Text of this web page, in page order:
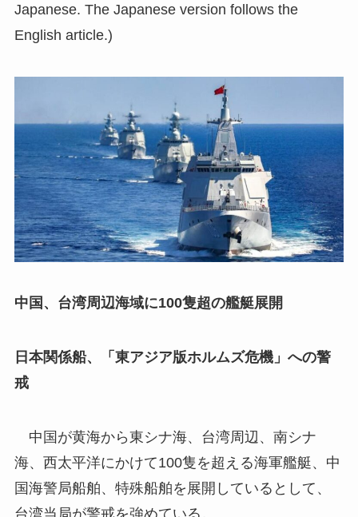
Japanese. The Japanese version follows the
English article.)
中国、台湾周辺海域に100隻超の艦艇展開
日本関係船、「東アジア版ホルムズ危機」への警
戒
中国が黄海から東シナ海、台湾周辺、南シナ
海、西太平洋にかけて100隻を超える海軍艦艇、中
国海警局船舶、特殊船舶を展開しているとして、